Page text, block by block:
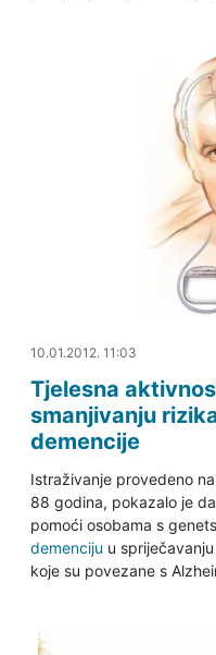
10.01.2012. 11:35
10.01.2012. 11:03
Tjelesna
smanjivanju
demencije
Istraživanje provedeno
88 godina, pokazalo je
pomoći osobama s
demenciju u
koje su povezane s